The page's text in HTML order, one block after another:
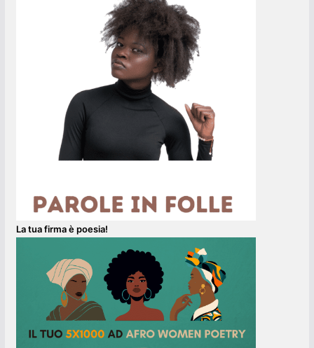
La tua firma è poesia!